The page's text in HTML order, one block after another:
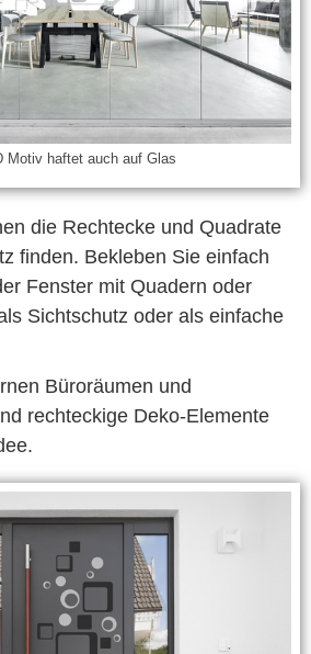
Motiv haftet auch auf Glas
die Rechtecke und Quadrate
finden. Bekleben Sie einfach
Fenster mit Quadern oder
Sichtschutz oder als einfache
Büroräumen und
rechteckige Deko-Elemente